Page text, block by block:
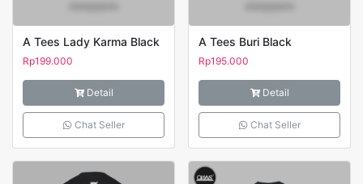
A Tees Lady Karma Black
Rp199.000
Detail
Chat Seller
A Tees Buri Black
Rp195.000
Detail
Chat Seller